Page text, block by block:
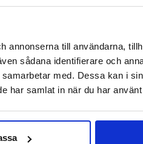
annonserna till användarna,
sådana identifierare och
med. Dessa kan i
har samlat in när du har
Dunk - Brända Gummin 80g
Køb